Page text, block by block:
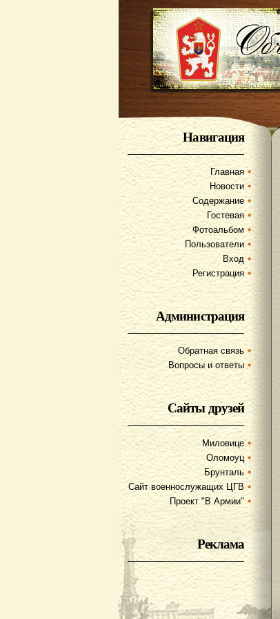
Навигация
Главная
Новости
Содержание
Гостевая
Фотоальбом
Пользователи
Вход
Регистрация
Администрация
Обратная связь
Вопросы и ответы
Сайты друзей
Миловице
Оломоуц
Брунталь
Сайт военнослужащих ЦГВ
Проект "В Армии"
Реклама